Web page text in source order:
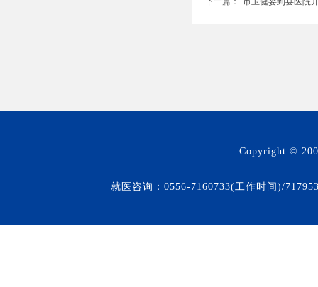
Copyright ©
就医咨询：0556-7160733(工作时间)/